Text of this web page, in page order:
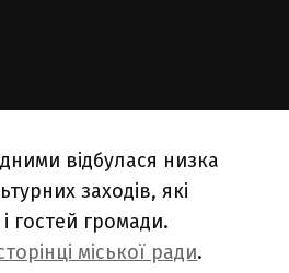
відбулася низка
заходів, які
гостей громади.
міської ради.